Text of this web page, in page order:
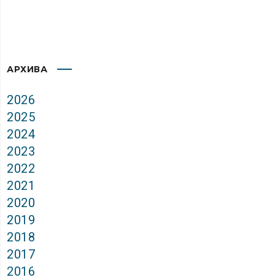
АРХИВА
2026
2025
2024
2023
2022
2021
2020
2019
2018
2017
2016